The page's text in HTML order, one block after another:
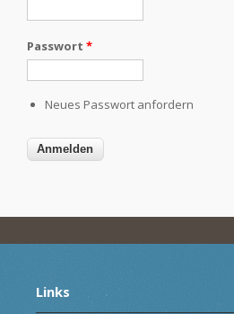
Passwort *
Neues Passwort anfordern
Links